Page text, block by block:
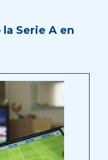
Serie A en